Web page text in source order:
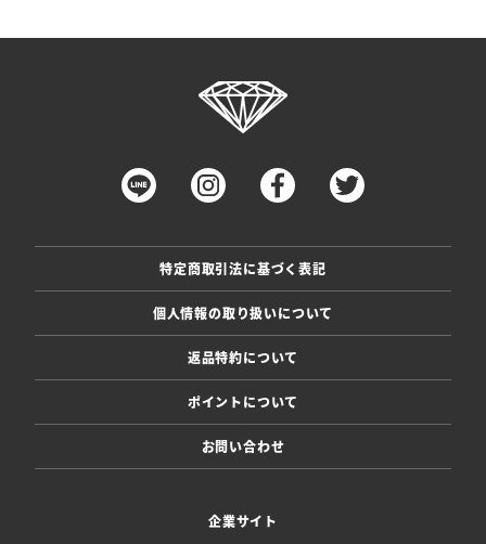
特定商取引法に基づく表記
個人情報の取り扱いについて
返品特約について
ポイントについて
お問い合わせ
企業サイト